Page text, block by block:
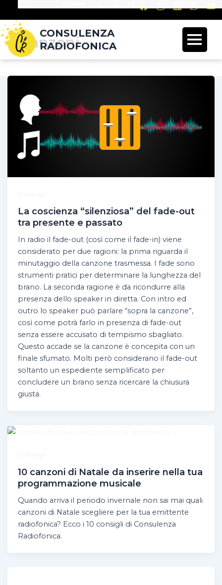
CONSULENZA
RADIOFONICA
canzoni
La coscienza “silenziosa” del fade-out
tra presente e passato
In radio il fade-out (così come il fade-in) viene
considerato per due ragioni: la prima riguarda il
minutaggio della canzone trasmessa. I fade sono
strumenti pratici per determinare la lunghezza del
brano. La seconda ragione è da ricondurre alla
presenza dello speaker in diretta. Con intro ed
outro lo speaker può parlare “sopra la canzone”,
così come potrà farlo in presenza di fade-out
senza essere accusato di tempismo sbagliato.
Questo accade se la canzone è concepita con un
finale sfumato. Molti però considerano il fade-out
soltanto un espediente semplificato per
concludere un brano senza ricercare la chiusura
giusta.
10 canzoni di Natale da inserire nella tua
programmazione musicale
Quando arriva il periodo invernale non sai mai quali
canzoni di Natale scegliere per la tua emittente
radiofonica? Ecco i 10 consigli di Consulenza
Radiofonica.